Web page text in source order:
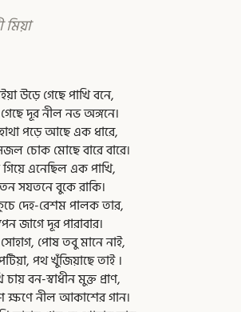
উড়ে গেছে পাখি বনে,
দূর নীল নভ অঙ্গনে।
পড়ে আছে এক ধারে,
চোক মোছে বারে বারে।
এনেছিল এক পাখি,
সযতনে বুকে রাকি।
দেহ-রেশম পালক তার,
জাগে দূর পারাবার।
পোষ তবু মানে নাই,
পথ খুঁজিয়াছে তাই ।
বন-স্বাধীন মুক্ত প্রাণ,
ক্ষণে নীল আকাশের গান।